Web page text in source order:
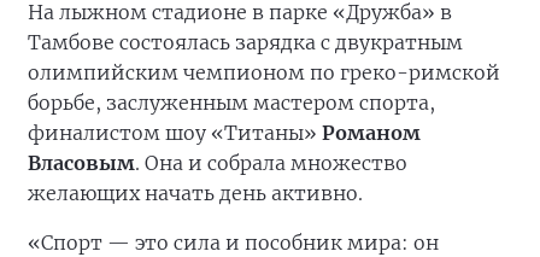
На лыжном стадионе в парке «Дружба» в
Тамбове состоялась зарядка с двукратным
олимпийским чемпионом по греко-римской
борьбе, заслуженным мастером спорта,
финалистом шоу «Титаны» Романом
Власовым. Она и собрала множество
желающих начать день активно.
«Спорт — это сила и пособник мира: он